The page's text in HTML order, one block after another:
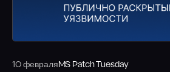
10 февраля MS Patch Tuesday